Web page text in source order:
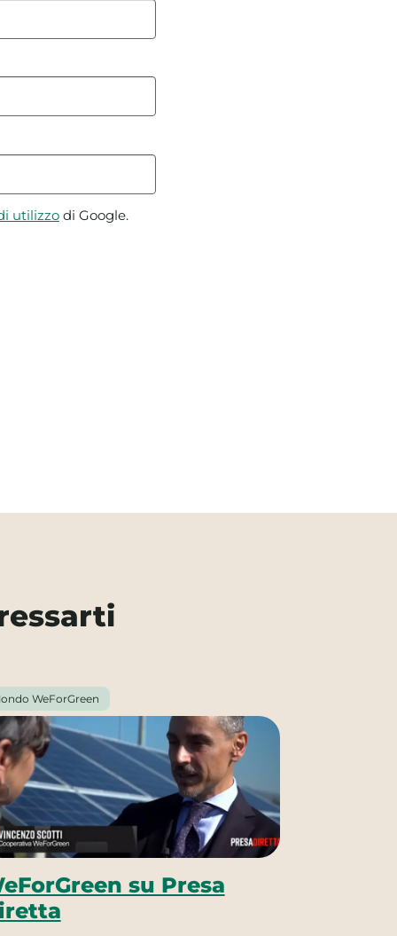
utilizzo di Google.
WeForGreen
su Presa